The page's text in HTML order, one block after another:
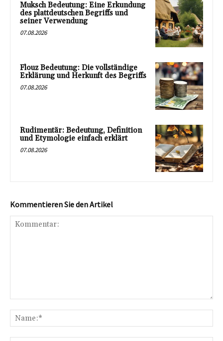
Muksch Bedeutung: Eine Erkundung
des plattdeutschen Begriffs und
seiner Verwendung
07.08.2026
Flouz Bedeutung: Die vollständige
Erklärung und Herkunft des Begriffs
07.08.2026
Rudimentär: Bedeutung, Definition
und Etymologie einfach erklärt
07.08.2026
Kommentieren Sie den Artikel